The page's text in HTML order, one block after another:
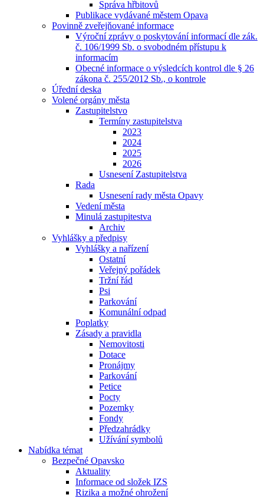
Správa hřbitovů
Publikace vydávané městem Opava
Povinně zveřejňované informace
Výroční zprávy o poskytování informací dle zák.
č. 106/1999 Sb. o svobodném přístupu k
informacím
Obecné informace o výsledcích kontrol dle § 26
zákona č. 255/2012 Sb., o kontrole
Úřední deska
Volené orgány města
Zastupitelstvo
Termíny zastupitelstva
2023
2024
2025
2026
Usnesení Zastupitelstva
Rada
Usnesení rady města Opavy
Vedení města
Minulá zastupitestva
Archiv
Vyhlášky a předpisy
Vyhlášky a nařízení
Ostatní
Veřejný pořádek
Tržní řád
Psi
Parkování
Komunální odpad
Poplatky
Zásady a pravidla
Nemovitosti
Dotace
Pronájmy
Parkování
Petice
Pocty
Pozemky
Fondy
Předzahrádky
Užívání symbolů
Nabídka témat
Bezpečné Opavsko
Aktuality
Informace od složek IZS
Rizika a možné ohrožení